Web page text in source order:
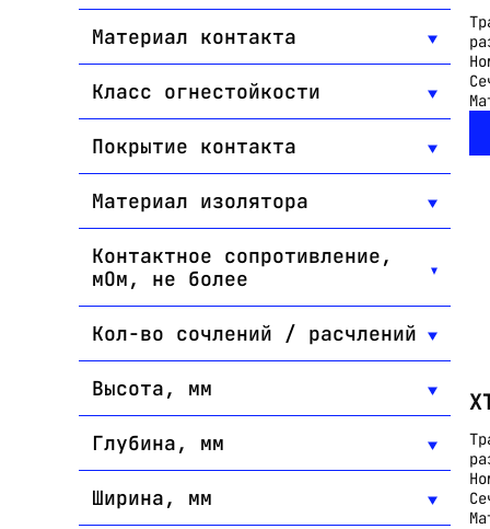
Материал контакта
Класс огнестойкости
Покрытие контакта
Материал изолятора
Контактное сопротивление,
мОм, не более
Кол-во сочлений / расчлений
Высота, мм
Глубина, мм
Ширина, мм